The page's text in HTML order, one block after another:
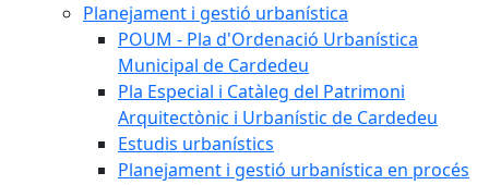
Planejament i gestió urbanística
POUM - Pla d'Ordenació Urbanística
Municipal de Cardedeu
Pla Especial i Catàleg del Patrimoni
Arquitectònic i Urbanístic de Cardedeu
Estudis urbanístics
Planejament i gestió urbanística en procés